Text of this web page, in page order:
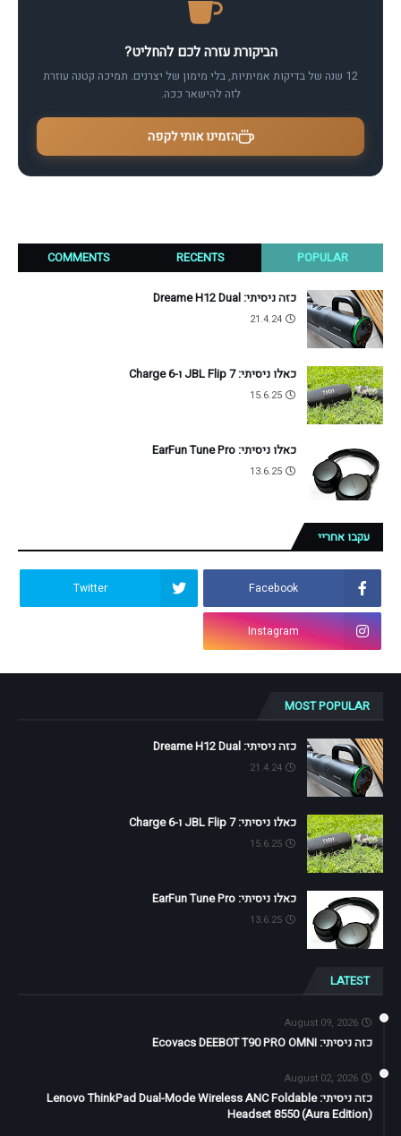
הביקורת עזרה לכם להחליט?
12 שנה של בדיקות אמיתיות, בלי מימון של יצרנים. תמיכה קטנה עוזרת
לזה להישאר ככה.
הזמינו אותי לקפה
POPULAR
RECENTS
COMMENTS
כזה ניסיתי: Dreame H12 Dual
21.4.24
כאלו ניסיתי: JBL Flip 7 ו-Charge 6
15.6.25
כאלו ניסיתי: EarFun Tune Pro
13.6.25
עקבו אחריי
Facebook
Twitter
Instagram
MOST POPULAR
כזה ניסיתי: Dreame H12 Dual
21.4.24
כאלו ניסיתי: JBL Flip 7 ו-Charge 6
15.6.25
כאלו ניסיתי: EarFun Tune Pro
13.6.25
LATEST
August 09, 2026
כזה ניסיתי: Ecovacs DEEBOT T90 PRO OMNI
August 02, 2026
כזה ניסיתי: Lenovo ThinkPad Dual-Mode Wireless ANC Foldable
Headset 8550 (Aura Edition)